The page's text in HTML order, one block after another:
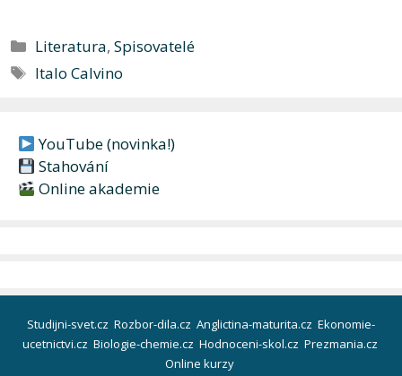
Rubriky
Literatura,Spisovatelé
Štítky
Italo Calvino
YouTube (novinka!)
Stahování
Online akademie
Studijni-svet.cz Rozbor-dila.cz Anglictina-maturita.cz Ekonomie-
ucetnictvi.cz Biologie-chemie.cz Hodnoceni-skol.cz Prezmania.cz
Online kurzy